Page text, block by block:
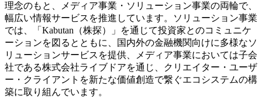
理念のもと、メディア事業・ソリューション事業の両輪で、
幅広い情報サービスを推進しています。ソリューション事業
では、「Kabutan（株探）」を通じて投資家とのコミュニケ
ーションを図るとともに、国内外の金融機関向けに多様なソ
リューションサービスを提供、メディア事業においては子会
社である株式会社ライブドアを通じ、クリエイター・ユーザ
ー・クライアントを新たな価値創造で繋ぐエコシステムの構
築に取り組んでいます。